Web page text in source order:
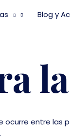
Blog y
entre las